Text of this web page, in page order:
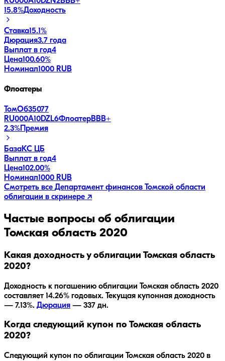
15.8%Доходность
Ставка15.1%
Дюрация3.7 года
Выплат в год4
Цена100.60%
Номинал1000 RUB
Флоатеры
ТомОб35077
RU000A10DZL6ФлоатерBBB+
2.3% Премия
БазаКС ЦБ
Выплат в год4
Цена102.00%
Номинал1000 RUB
Смотреть все Департамент финансов Томской области
облигации в скринере ↗
Частые вопросы об облигации
Томская область 2020
Какая доходность у облигации Томская область
2020?
Доходность к погашению облигации
Томская область 2020
составляет 14.26% годовых. Текущая купонная доходность
— 7.13%. Дюрация — 337 дн.
Когда следующий купон по Томская область
2020?
Следующий купон по облигации Томская область 2020 в